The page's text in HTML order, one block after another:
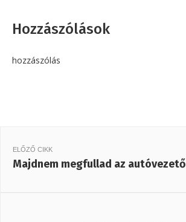
Hozzászólások
hozzászólás
ELŐZŐ CIKK
Majdnem megfullad az autóvezető